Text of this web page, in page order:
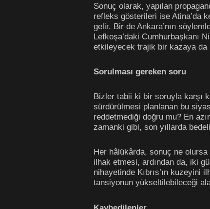
Sonuç olarak, yapılan
refleks gösterileri ise Atina’da
gelir. Bir de Ankara’nın
Lefkoşa’daki Cumhurbaşkanı
etkileyecek trajik bir kazaya da
Sorulması gereken soru
Bizler tabii ki bir soruyla karşı
sürdürülmesi planlanan bu
reddetmediği doğru mu? En
zamanki gibi, son yıllarda
Her hâlükârda, sonuç ne olursa
ilhak etmesi, ardından da, iki
nihayetinde Kıbrıs’ın
tansiyonun yükseltilebileceği